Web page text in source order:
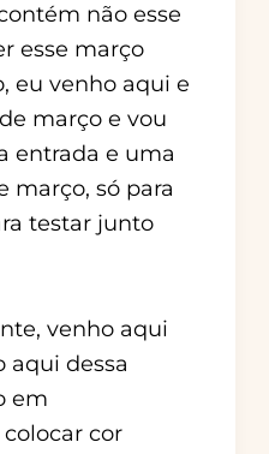
não esse
esse março
eu venho aqui e
março e vou
entrada e uma
março, só para
testar junto
venho aqui
aqui dessa
em
cor